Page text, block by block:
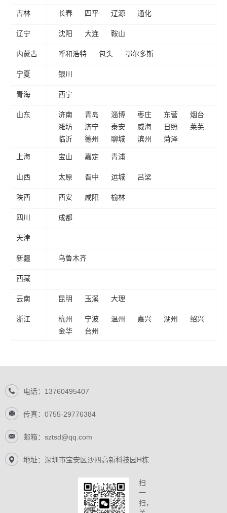
吉林 长春 四平 辽源 通化
辽宁 沈阳 大连 鞍山
内蒙古 呼和浩特 包头 鄂尔多斯
宁夏 银川
青海 西宁
山东 济南 青岛 淄博 枣庄 东营
烟台
潍坊
济宁 泰安 威海 日照
莱芜
临沂
德州 聊城 滨州 菏泽
上海 宝山 嘉定 青浦
山西 太原 晋中 运城 吕梁
陕西 西安 咸阳 榆林
四川 成都
天津
新疆 乌鲁木齐
西藏
云南 昆明 玉溪 大理
浙江 杭州 宁波 温州 嘉兴 湖州
绍兴
金华
台州
电话：13760495407
传真：0755-29776384
邮箱：sztsd@qq.com
地址：深圳市宝安区沙四高新科技园H栋
扫
一
扫，